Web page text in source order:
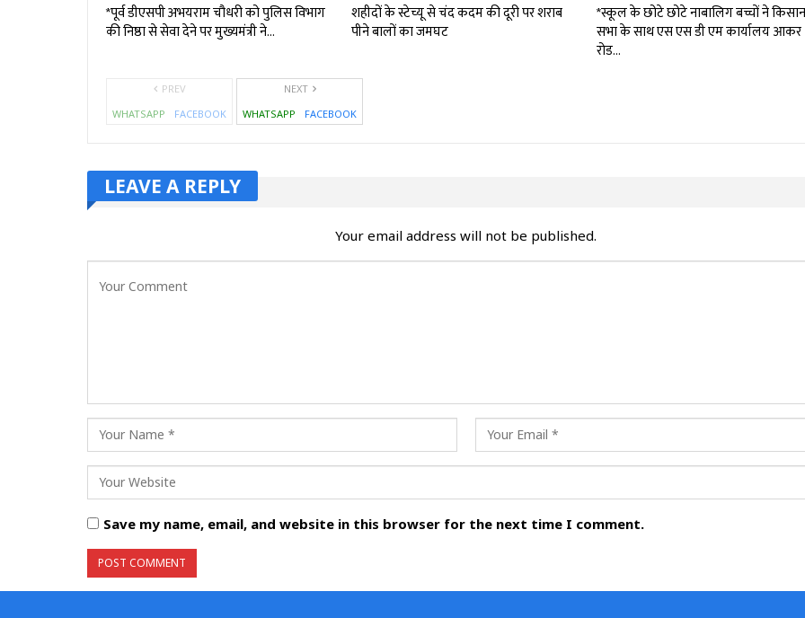
*पूर्व डीएसपी अभयराम चौधरी को पुलिस विभाग
की निष्ठा से सेवा देने पर मुख्यमंत्री ने…
शहीदों के स्टेच्यू से चंद कदम की दूरी पर शराब
पीने बालों का जमघट
*स्कूल के छोटे छोटे नाबालिग बच्चों ने
सभा के साथ एस एस डी एम कार्यालय आकर
रोड…
PREV
WHATSAPP
FACEBOOK
NEXT
WHATSAPP
FACEBOOK
LEAVE A REPLY
Your email address will not be published.
Save my name, email, and website in this browser for the next time I comment.